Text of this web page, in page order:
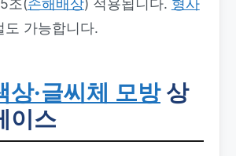
조(손해배상) 적용됩니다. 형사
도 가능합니다.
상·글씨체 모방상
이스